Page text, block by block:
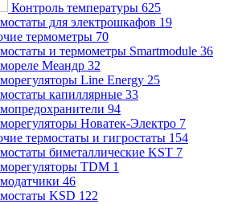
Контроль температуры 625
для электрошкафов 19
термометры 70
и термометры Smartmodule 36
Меандр 32
Line Energy 25
капиллярные 33
94
Новатек-Электро 7
термостаты и гигростаты 154
биметаллические KST 7
TDM 1
46
KSD 122